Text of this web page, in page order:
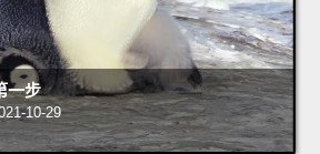
一步
10-29